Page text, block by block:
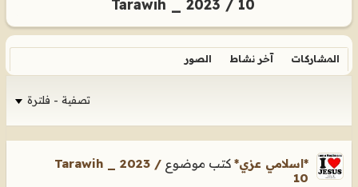
Tarawih _ 2023 / 10
المشاركات آخر نشاط الصور
تصفية - فلترة
*اسلامي عزي*كتب موضوع Tarawih _ 2023 /
10